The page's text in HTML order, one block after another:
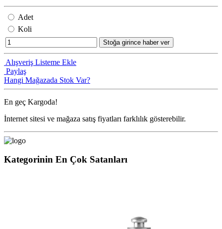
Adet
Koli
Stoğa girince haber ver
Alışveriş Listeme Ekle
Paylaş
Hangi Mağazada Stok Var?
En geç Kargoda!
İnternet sitesi ve mağaza satış fiyatları farklılık gösterebilir.
Kategorinin En Çok Satanları